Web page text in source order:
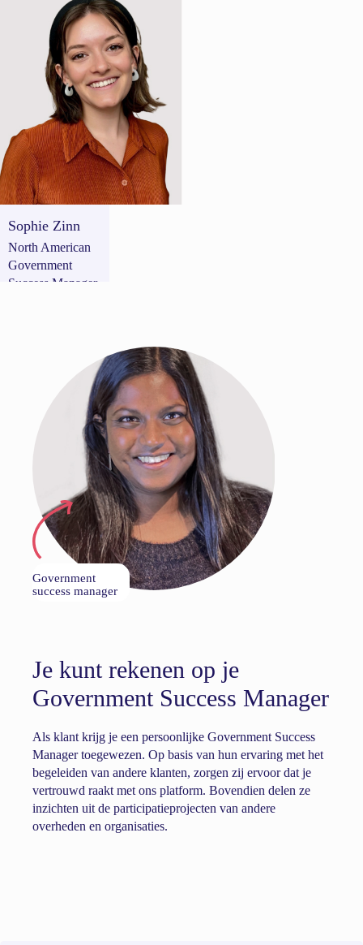
The Netherlands
Sophie Zinn
North American
Government
Success Manager
Government
success manager
Je kunt rekenen op je
Government Success Manager
Als klant krijg je een persoonlijke Government Success
Manager toegewezen. Op basis van hun ervaring met het
begeleiden van andere klanten, zorgen zij ervoor dat je
vertrouwd raakt met ons platform. Bovendien delen ze
inzichten uit de participatieprojecten van andere
overheden en organisaties.